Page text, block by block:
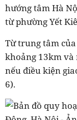
hướng tâm Hà
từ phường Yết
Từ trung tâm
khoảng 13km và
nếu điều kiện
6).